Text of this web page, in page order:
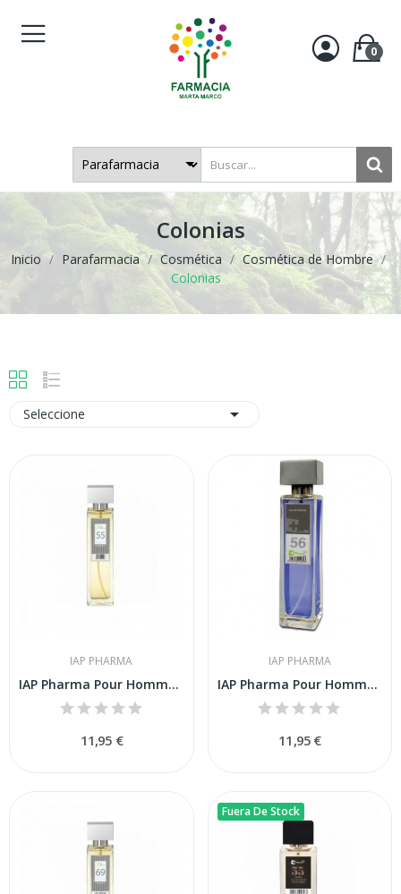
0
Colonias
Inicio Parafarmacia Cosmética
Cosmética de Hombre
Colonias
Seleccione 
IAP PHARMA
IAP Pharma Pour Homme Nº 55 150 ml
11,95 €
IAP PHARMA
IAP Pharma Pour Homme Nº 56 150 ml
11,95 €
Fuera De Stock